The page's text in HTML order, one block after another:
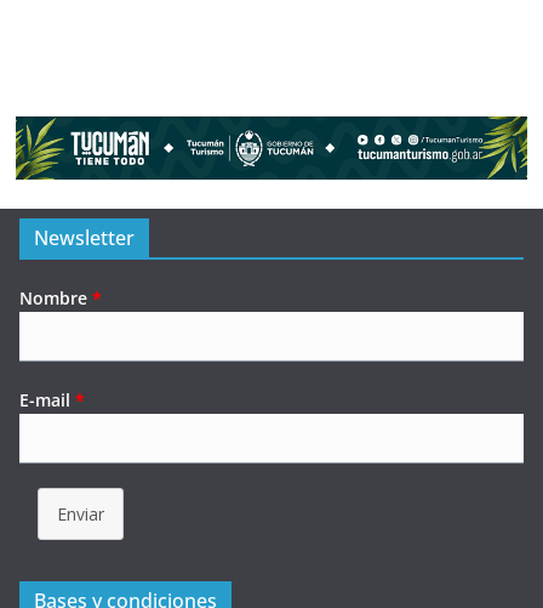
Newsletter
Nombre *
E-mail *
Enviar
Bases y condiciones